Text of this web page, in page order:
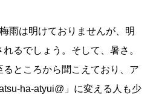
雨は明けておりませんが、明
るでしょう。そして、暑さ。
るところから聞こえており、ア
ha-atyui@」に変える人も少